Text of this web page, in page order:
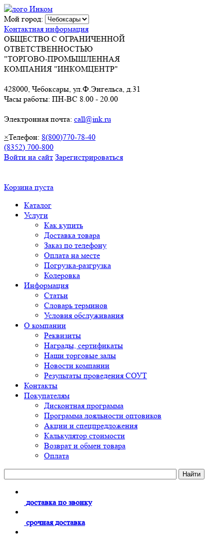
Мой город:
Контактная информация
ОБЩЕСТВО С ОГРАНИЧЕННОЙ
ОТВЕТСТВЕННОСТЬЮ
"ТОРГОВО-ПРОМЫШЛЕННАЯ
КОМПАНИЯ "ИНКОМЦЕНТР"
428000, Чебоксары, ул.Ф.Энгельса, д.31
Часы работы: ПН-ВС 8.00 - 20.00
Электронная почта: call@ink.ru
×Телефон: 8(800)770-78-40
(8352) 700-800
Войти на сайт Зарегистрироваться
Корзина пуста
Каталог
Услуги
Как купить
Доставка товара
Заказ по телефону
Оплата на месте
Погрузка-разгрузка
Колеровка
Информация
Статьи
Словарь терминов
Условия обслуживания
О компании
Реквизиты
Награды, сертификаты
Наши торговые залы
Новости компании
Результаты проведения СОУТ
Контакты
Покупателям
Дисконтная программа
Программа лояльности оптовиков
Акции и спецпредложения
Калькулятор стоимости
Возврат и обмен товара
Оплата
доставка по звонку
срочная доставка